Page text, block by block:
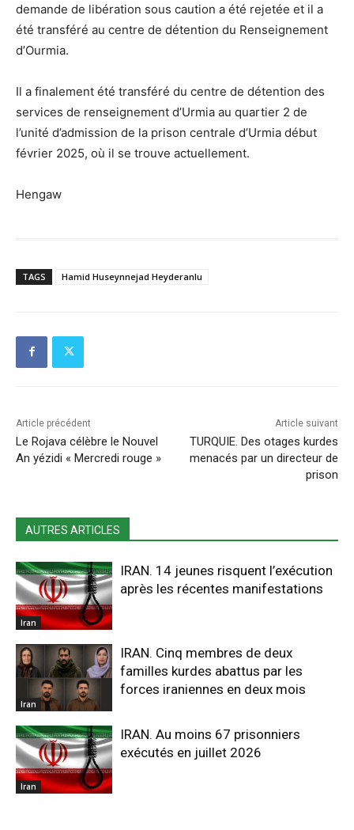
demande de libération sous caution a été rejetée et il a
été transféré au centre de détention du Renseignement
d’Ourmia.
Il a finalement été transféré du centre de détention des
services de renseignement d’Urmia au quartier 2 de
l’unité d’admission de la prison centrale d’Urmia début
février 2025, où il se trouve actuellement.
Hengaw
TAGS Hamid Huseynnejad Heyderanlu
Article précédent
Le Rojava célèbre le Nouvel
An yézidi « Mercredi rouge »
Article suivant
TURQUIE. Des otages kurdes
menacés par un directeur de
prison
AUTRES ARTICLES
Iran
IRAN. 14 jeunes risquent l’exécution
après les récentes manifestations
Iran
IRAN. Cinq membres de deux
familles kurdes abattus par les
forces iraniennes en deux mois
Iran
IRAN. Au moins 67 prisonniers
exécutés en juillet 2026